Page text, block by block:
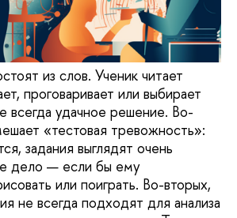
из слов. Ученик читает
проговаривает или выбирает
всегда удачное решение. Во-
«тестовая тревожность»:
задания выглядят очень
дело — если бы ему
или поиграть. Во-вторых,
не всегда подходят для анализа